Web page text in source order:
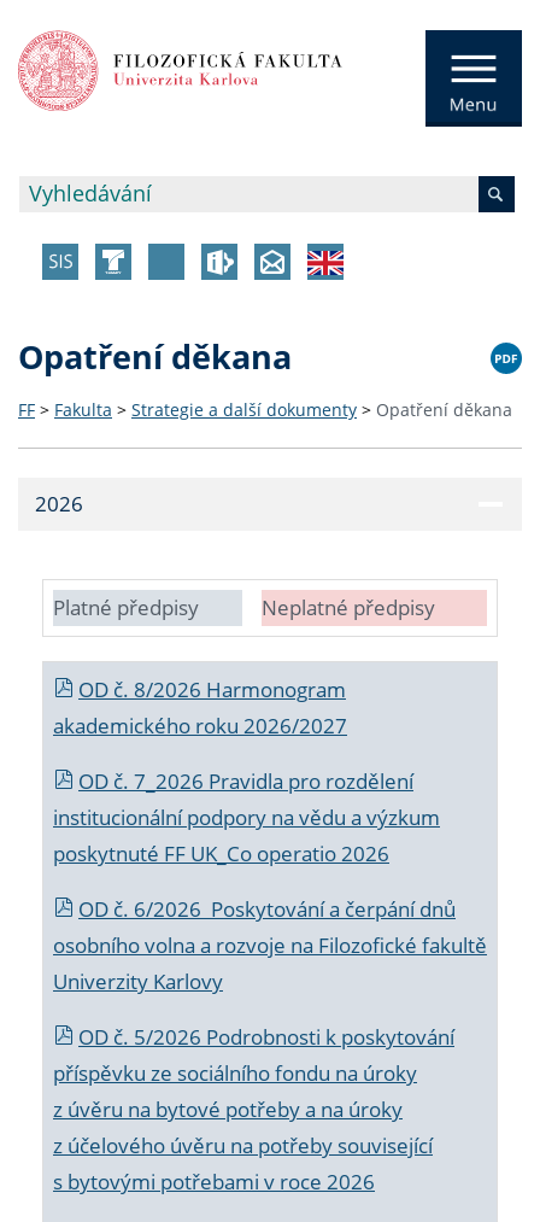
Opatření děkana
FF > Fakulta > Strategie a další dokumenty > Opatření děkana
2026
Platné předpisy Neplatné předpisy
OD č. 8/2026 Harmonogram
akademického roku 2026/2027
OD č. 7_2026 Pravidla pro rozdělení
institucionální podpory na vědu a výzkum
poskytnuté FF UK_Co operatio 2026
OD č. 6/2026 Poskytování a čerpání dnů
osobního volna a rozvoje na Filozofické fakultě
Univerzity Karlovy
OD č. 5/2026 Podrobnosti k poskytování
příspěvku ze sociálního fondu na úroky
z úvěru na bytové potřeby a na úroky
z účelového úvěru na potřeby související
s bytovými potřebami v roce 2026